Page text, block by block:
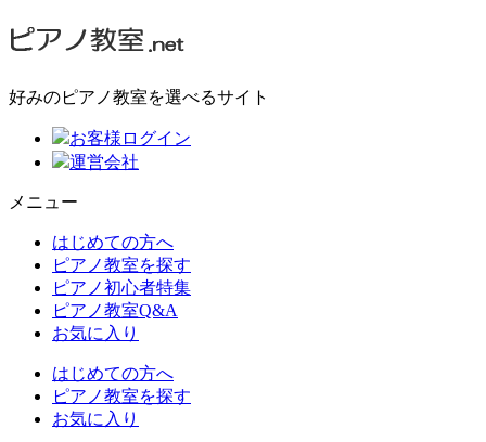
好みのピアノ教室を選べるサイト
お客様ログイン
運営会社
メニュー
はじめての方へ
ピアノ教室を探す
ピアノ初心者特集
ピアノ教室Q&A
お気に入り
はじめての方へ
ピアノ教室を探す
お気に入り